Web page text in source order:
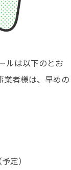
ルは以下のとお
業者様は、早めの
定）